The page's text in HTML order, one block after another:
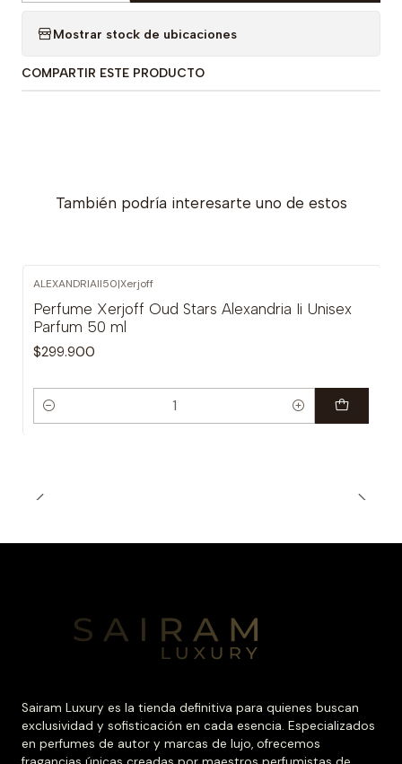
Mostrar stock de ubicaciones
COMPARTIR ESTE PRODUCTO
También podría interesarte uno de estos
ALEXANDRIAII50|Xerjoff
Perfume Xerjoff Oud Stars Alexandria Ii Unisex
Parfum 50 ml
$299.900
Cantidad
Sairam Luxury es la tienda definitiva para quienes buscan
exclusividad y sofisticación en cada esencia. Especializados
en perfumes de autor y marcas de lujo, ofrecemos